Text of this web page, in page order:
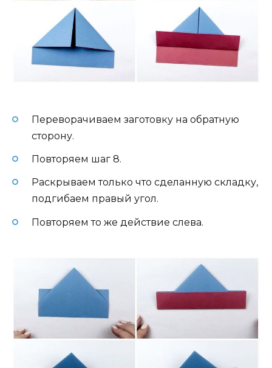
Переворачиваем заготовку на обратную
сторону.
Повторяем шаг 8.
Раскрываем только что сделанную складку,
подгибаем правый угол.
Повторяем то же действие слева.